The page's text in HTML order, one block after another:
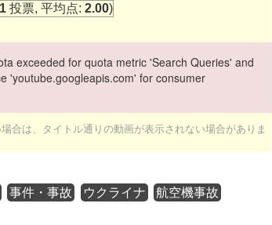
1 投票, 平均点: 2.00)
exceeded for quota metric 'Search Queries' and
'youtube.googleapis.com' for consumer
合は、タイトル通りの動画が表示されない場合がありま
事件・事故 ウクライナ
航空機事故